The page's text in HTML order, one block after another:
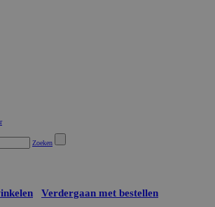
Zoeken
Verdergaan met bestellen